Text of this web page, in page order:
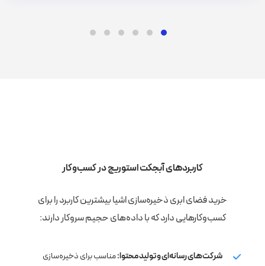
کاربردهای آبجکت استوریج در کسب‌وکار
خرید فضای ابری ذخیره‌سازی اشیا بیشترین کاربرد را برای
کسب‌وکارهایی دارد که با داده‌های حجیم سروکار دارند:
شرکت‌های رسانه‌ای و تولید محتوا:مناسب برای ذخیره‌سازی